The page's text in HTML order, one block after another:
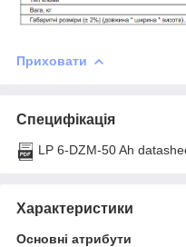
Приховати
Специфікація
LP 6-DZM-50 Ah
Характеристики
Основні атрибути